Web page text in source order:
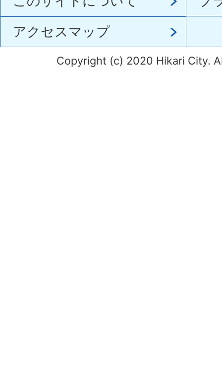
アクセスマップ
Copyright (c) 2020 Hikari City.